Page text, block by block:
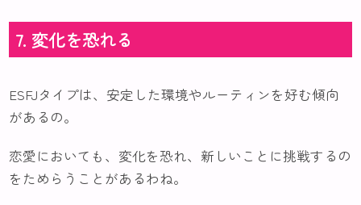
7. 変化を恐れる
ESFJタイプは、安定した環境やルーティンを好む傾向
があるの。
恋愛においても、変化を恐れ、新しいことに挑戦するの
をためらうことがあるわね。